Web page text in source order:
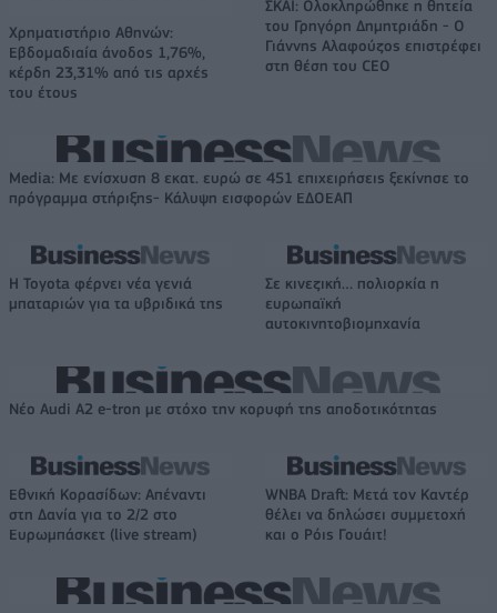
Χρηματιστήριο Αθηνών:
Εβδομαδιαία άνοδος 1,76%,
κέρδη 23,31% από τις αρχές
του έτους
ΣΚΑΪ: Ολοκληρώθηκε η θητεία
του Γρηγόρη Δημητριάδη - Ο
Γιάννης Αλαφούζος επιστρέφει
στη θέση του CEO
Media: Με ενίσχυση 8 εκατ. ευρώ σε 451 επιχειρήσεις ξεκίνησε το
πρόγραμμα στήριξης- Κάλυψη εισφορών ΕΔΟΕΑΠ
Η Toyota φέρνει νέα γενιά
μπαταριών για τα υβριδικά της
Σε κινεζική… πολιορκία η
ευρωπαϊκή
αυτοκινητοβιομηχανία
Νέο Audi A2 e-tron με στόχο την κορυφή της αποδοτικότητας
Εθνική Κορασίδων: Απέναντι
στη Δανία για το 2/2 στο
Ευρωμπάσκετ (live stream)
WNBA Draft: Μετά τον Καντέρ
θέλει να δηλώσει συμμετοχή
και ο Ρόις Γουάιτ!